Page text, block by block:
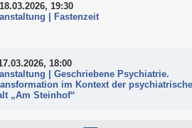
19:30
| Fastenzeit
18:00
| Geschriebene Psychiatrie.
im Kontext der
„Am Steinhof“